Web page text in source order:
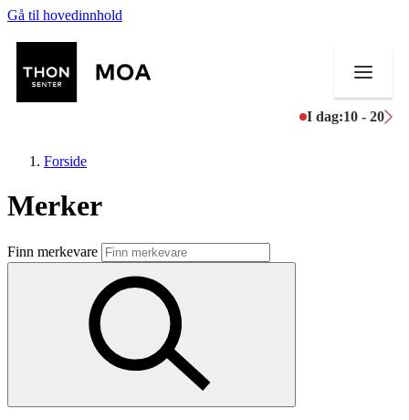
Gå til hovedinnhold
I dag:10 - 20
Butikker
Mat og drikke
Aktiviteter
Forside
Merker
Finn merkevare